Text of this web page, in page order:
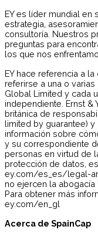
EY es líder mundial en
estrategia,
consultoría. Nuestros
preguntas para
los que nos
EY hace referencia a
referirse a una o
Global Limited y cada
independiente. Ernst &
británica de
limited by guarantee)
información sobre
y su correspondiente
personas en virtud de
protección de datos,
ey.com/es_es/legal-
no ejercen la
Para obtener más
ey.com/en_gl
Acerca de SpainCap